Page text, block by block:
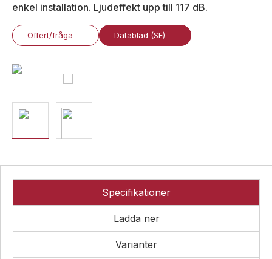
support
Larmklockor
MED-
klassade
Larmsystem
Industri
Blixtljus
Larmsystem
Kombinerade
enheter
Detektorer
Larmklockor
klassade
enkel installation. Ljudeffekt upp till 117 dB.
Offert/fråga Datablad (SE)
Specifikationer
Ladda ner
Varianter